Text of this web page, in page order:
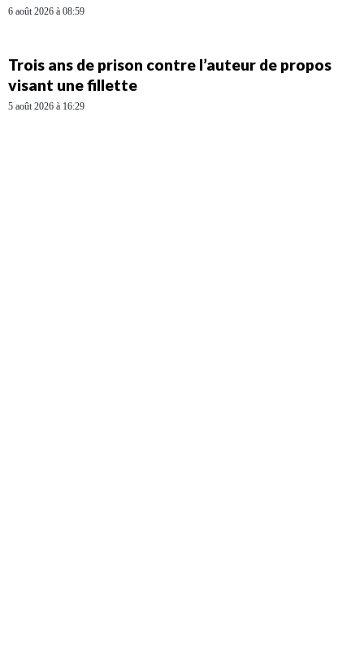
6 août 2026 à 08:59
Trois ans de prison contre l’auteur de propos
visant une fillette
5 août 2026 à 16:29